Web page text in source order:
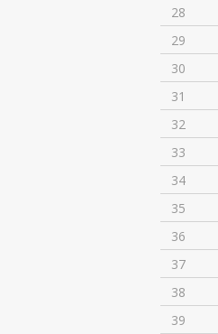
28
29
30
31
32
33
34
35
36
37
38
39